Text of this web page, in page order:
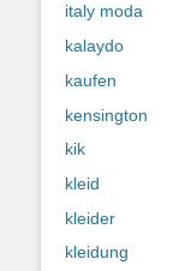
italy moda
kalaydo
kaufen
kensington
kik
kleid
kleider
kleidung